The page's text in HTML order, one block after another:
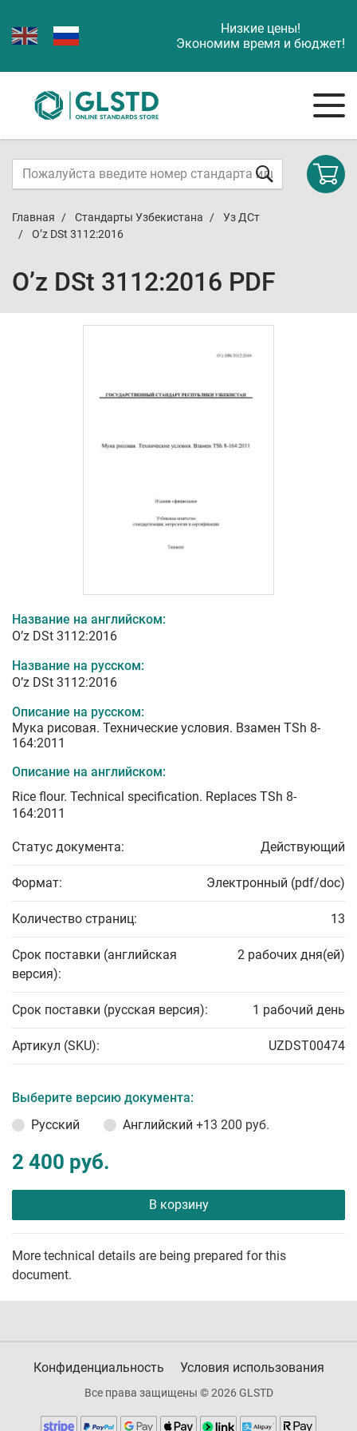
Низкие цены!
Экономим время и бюджет!
Главная Стандарты Узбекистана
Уз ДСт
O’z DSt 3112:2016
O’z DSt 3112:2016 PDF
Название на английском:
O’z DSt 3112:2016
Название на русском:
O’z DSt 3112:2016
Описание на русском:
Мука рисовая. Технические условия. Взамен TSh 8-
164:2011
Описание на английском:
Rice flour. Technical specification. Replaces TSh 8-
164:2011
Статус документа: Действующий
Формат: Электронный (pdf/doc)
Количество страниц: 13
Срок поставки (английская
версия):
2 рабочих дня(ей)
Срок поставки (русская версия): 1 рабочий день
Артикул (SKU): UZDST00474
Выберите версию документа:
Русский
Английский +13 200 руб.
2 400 руб.
В корзину
More technical details are being prepared for this
document.
Конфиденциальность Условия использования
Все права защищены © 2026 GLSTD